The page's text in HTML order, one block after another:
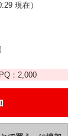
現在）
：2,000